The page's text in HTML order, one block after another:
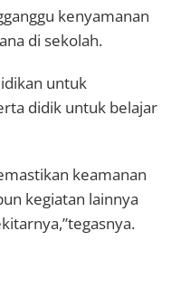
kenyamanan
di sekolah.
untuk
didik untuk belajar
keamanan
kegiatan lainnya